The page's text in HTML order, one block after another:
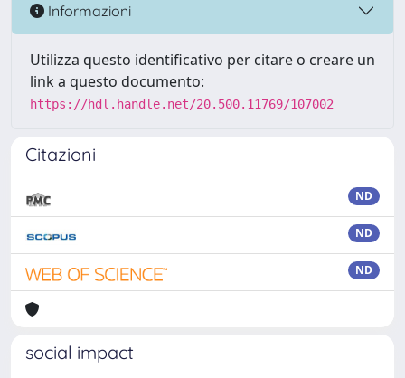
Informazioni
Utilizza questo identificativo per citare o creare un
link a questo documento:
https://hdl.handle.net/20.500.11769/107002
Citazioni
ND
ND
ND
social impact